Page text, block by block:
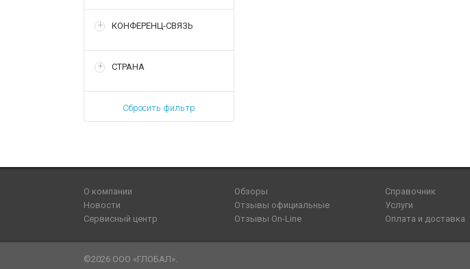
КОНФЕРЕНЦ-СВЯЗЬ
СТРАНА
Сбросить фильтр
О компании
Новости
Сервисный центр
Обзоры
Отзывы официальные
Отзывы On-Line
Справочник
Услуги
Оплата и доставка
©2026 ООО «ГЛОБАЛ».